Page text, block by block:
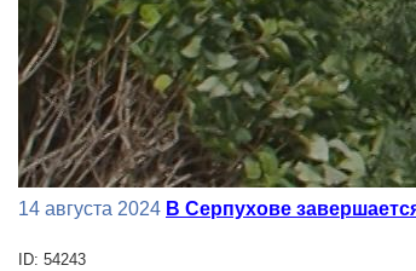
14 августа 2024 В Серпухове
ID: 54243